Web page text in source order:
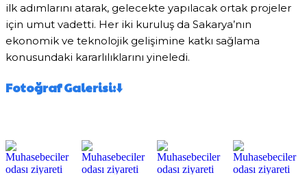
ilk adımlarını atarak, gelecekte yapılacak ortak projeler
için umut vadetti. Her iki kuruluş da Sakarya’nın
ekonomik ve teknolojik gelişimine katkı sağlama
konusundaki kararlılıklarını yineledi.
Fotoğraf Galerisi:⬇️